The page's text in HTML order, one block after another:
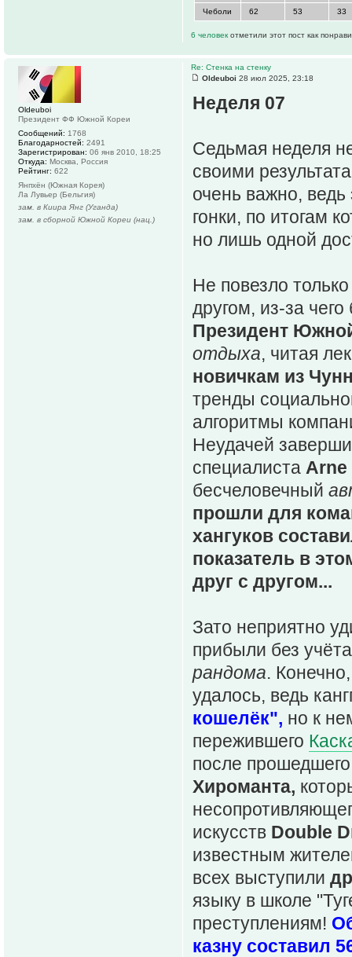
Чеболи 62 53 33
6 человек отметили этот пост как
Re: Стенка на стенку
Oldeuboi 28 июл 2025, 23:18
Неделя 07
Седьмая неделя
своими
очень важно, ведь
гонки, по итогам
но лишь одной
Не повезло
другом, из-за
Президент
отдыха, читая
новичкам из
тренды
алгоритмы
Неудачей
специалиста Arne
бесчеловечный
прошли для
хангуков
показатель в
друг с другом...
Зато неприятно
прибыли без
рандома.
удалось, ведь
кошелёк", но к
пережившего
после прошедшего
Хироманта,
искусств Double
известным
всех выступили
языку в школе
преступлениям!
казну составил
Oldeuboi
Президент ФФ Южной Кореи
Сообщений: 1768
Благодарностей: 2491
Зарегистрирован: 06 янв 2010, 18:25
Откуда: Москва, Россия
Рейтинг: 622
Янпхён (Южная Корея)
Ла Лувьер (Бельгия)
зам. в Киира Янг (Уганда)
зам. в сборной Южной Кореи (нац.)